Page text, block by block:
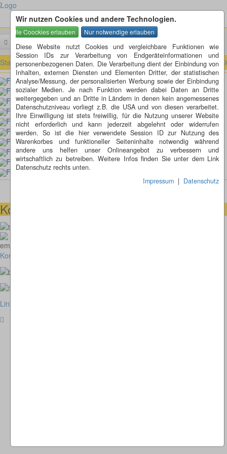
Wir nutzen Cookies und andere Technologien.
Diese Website nutzt Cookies und vergleichbare Funktionen wie
Session IDs zur Verarbeitung von Endgeräteinformationen und
personenbezogenen Daten. Die Verarbeitung dient der Einbindung von
Inhalten, externen Diensten und Elementen Dritter, der statistischen
Analyse/Messung, der personalisierten Werbung sowie der Einbindung
sozialer Medien. Je nach Funktion werden dabei Daten an Dritte
weitergegeben und an Dritte in Ländern in denen kein angemessenes
Datenschutzniveau vorliegt z.B. die USA und von diesen verarbeitet.
Ihre Einwilligung ist stets freiwillig, für die Nutzung unserer Website
nicht erforderlich und kann jederzeit abgelehnt oder widerrufen
werden. So ist die hier verwendete Session ID zur Nutzung des
Warenkorbes und funktioneller Seiteninhalte notwendig während
andere uns helfen unser Onlineangebot zu verbessern und
wirtschaftlich zu betreiben. Weitere Infos finden Sie unter dem Link
Datenschutz rechts unten.
Impressum | Datenschutz
Startseite » Fotorätsel » Fotorätsel 101 bis 200 » Fotorätsel 181 bis
Fotorätsel 190
Fotorätsel 189
Fotorätsel 188
Fotorätsel 187
Fotorätsel 186
Fotorätsel 185
Fotorätsel 184
Fotorätsel 183
Fotorätsel 182
Fotorätsel 181
Kontaktmöglichkeiten
Kontakt
Link zur klassischen Website